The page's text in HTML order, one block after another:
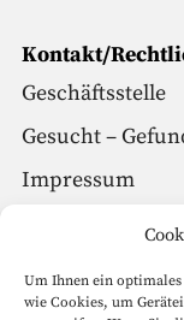
Um Ihnen ein
wie Cookies, um
Kontakt/
Geschäftsstelle
Gesucht –
Impressum
Social Media